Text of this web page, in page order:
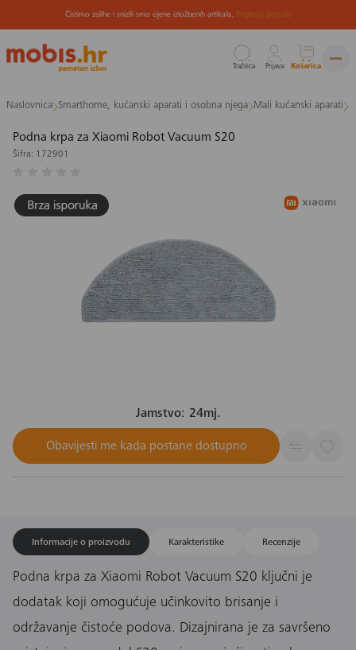
na
sadržaj
Čistimo zalihe i snizili smo cijene izložbenih artikala. Pogledaj ponudu
Tražilica Prijava Košarica
Naslovnica Smarthome, kućanski aparati i osobna njega Mali kućanski aparati
Podna krpa za Xiaomi Robot Vacuum S20
Šifra: 172901
Jamstvo: 24mj.
Obavijesti me kada postane dostupno
Informacije o proizvodu Karakteristike Recenzije
Podna krpa za Xiaomi Robot Vacuum S20 ključni je
dodatak koji omogućuje učinkovito brisanje i
održavanje čistoće podova. Dizajnirana je za savršeno